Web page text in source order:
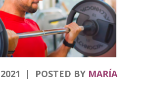
2021 POSTED BY MARÍA